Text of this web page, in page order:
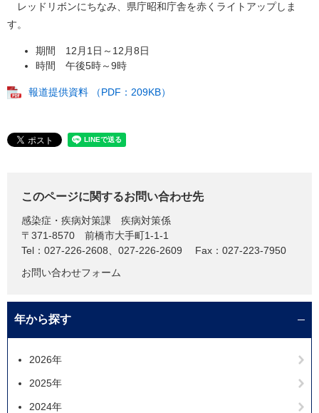
レッドリボンにちなみ、県庁昭和庁舎を赤くライトアップしま
す。
期間 12月1日～12月8日
時間 午後5時～9時
報道提供資料 （PDF：209KB）
このページに関するお問い合わせ先
感染症・疾病対策課
疾病対策係
〒371-8570
前橋市大手町1-1-1
Tel：027-226-2608、027-226-2609
Fax：027-223-7950
お問い合わせフォーム
年から探す
2026年
2025年
2024年